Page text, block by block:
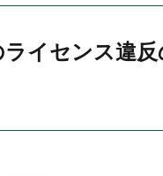
イセンス違